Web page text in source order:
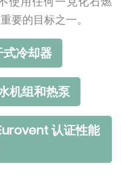
要的目标之一。
冷却器
机组和热泵
认证性能